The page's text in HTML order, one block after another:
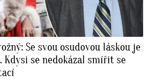
Se svou osudovou láskou je
Kdysi se nedokázal smířit se